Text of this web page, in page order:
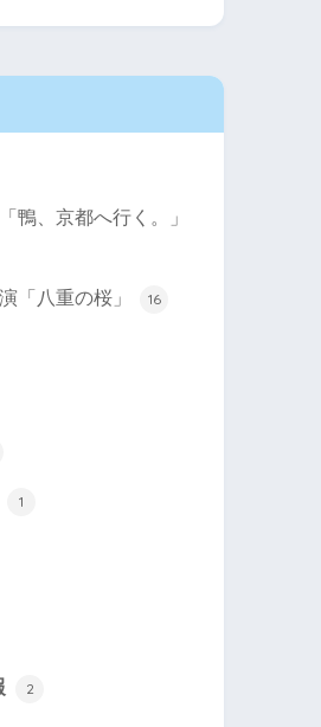
鴨、京都へ行く。」
「八重の桜」 16
1
2